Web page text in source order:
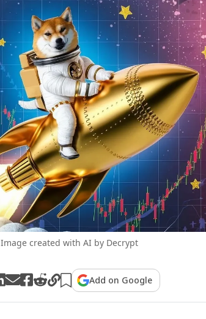
Image created with AI by Decrypt
Add on Google